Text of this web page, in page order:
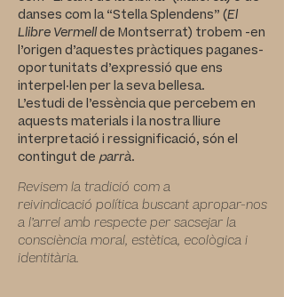
danses com la “StellaSplendens” (El
Llibre Vermellde Montserrat) trobem -en
l’origen d’aquestes pràctiques paganes-
oportunitats d’expressió que ens
interpel·len per la seva bellesa.
L’estudi de l’essència que percebem en
aquests materials i la nostra lliure
interpretació i ressignificació, són el
contingut de parrà.
Revisem la tradició com a
reivindicació política buscant apropar-nos
a l’arrel amb respecte per sacsejar la
consciència moral, estètica, ecològica i
identitària.